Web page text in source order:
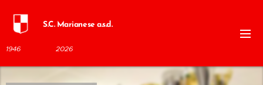
S.C. Marianese a.s.d.
1946 2026